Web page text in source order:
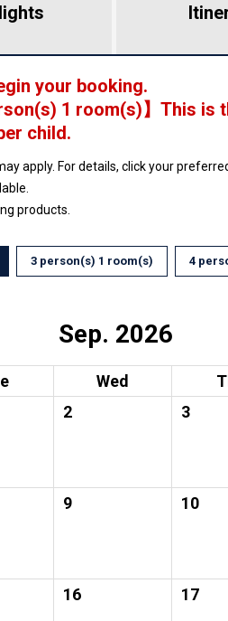
your booking.
1 room(s)】This is
child.
apply. For details, click your
products.
3 person(s) 1 room(s) 4
Sep. 2026
Wed
2 3
9 10
16 17